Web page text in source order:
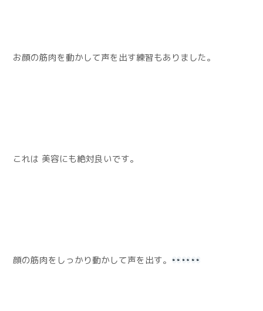
お顔の筋肉を動かして声を出す練習もありました。
これは 美容にも絶対良いです。
顔の筋肉をしっかり動かして声を出す。